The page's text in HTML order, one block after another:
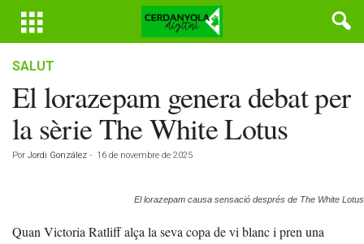
SALUT
El lorazepam genera debat per
la sèrie The White Lotus
Por Jordi González - 16 de novembre de 2025
El lorazepam causa sensació després de The White Lotus
Quan Victoria Ratliff alça la seva copa de vi blanc i pren una